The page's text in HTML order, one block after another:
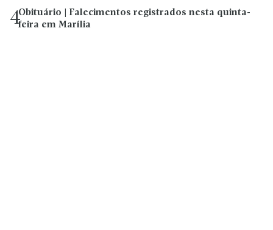
4Obituário | Falecimentos registrados nesta quinta-
feira em Marília